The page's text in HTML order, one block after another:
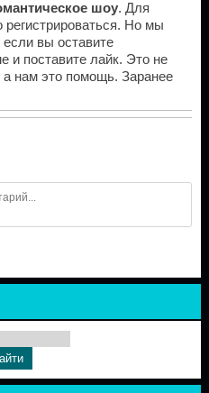
шоу. Для
регистрироваться. Но мы
вы оставите
и поставите лайк. Это не
а нам это помощь. Заранее